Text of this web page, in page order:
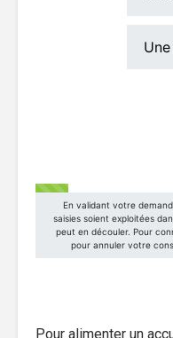
Pour alimenter un